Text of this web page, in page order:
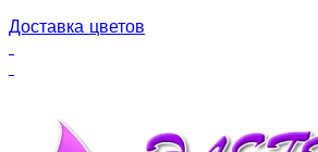
Доставка цветов